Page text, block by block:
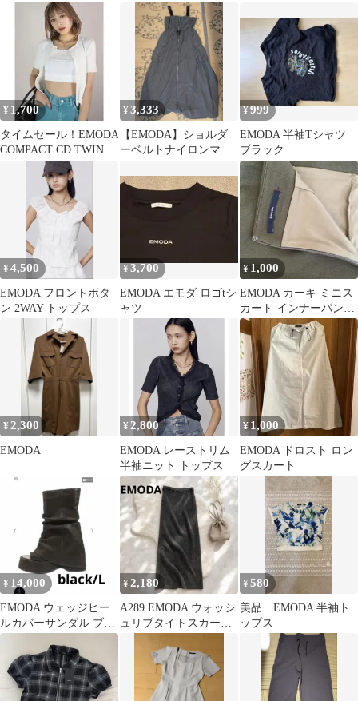
さく折りたためます。
¥ 1,700
タイムセール！EMODA
COMPACT CD TWIN
SET ホワイト F
¥3,333
【EMODA】ショルダ
ーベルトナイロンマキ
ー）
¥999
EMODA 半袖Tシャツ
ブラック
¥4,500
EMODA フロントボタ
ン 2WAY トップス
¥3,700
EMODA エモダ ロゴtシ
ャツ
¥ 1,000
EMODA カーキ ミニス
カート インナーパンツ
付き
¥ 2,300
EMODA
¥ 2,800
EMODA レーストリム
半袖ニット トップス
¥ 1,000
EMODA ドロスト ロン
グスカート
¥ 14,000
EMODA ウェッジヒー
ルカバーサンダル ブラ
¥2,180
A289 EMODA ウォッシ
ュリブタイトスカート
¥580
美品 EMODA 半袖ト
ップス